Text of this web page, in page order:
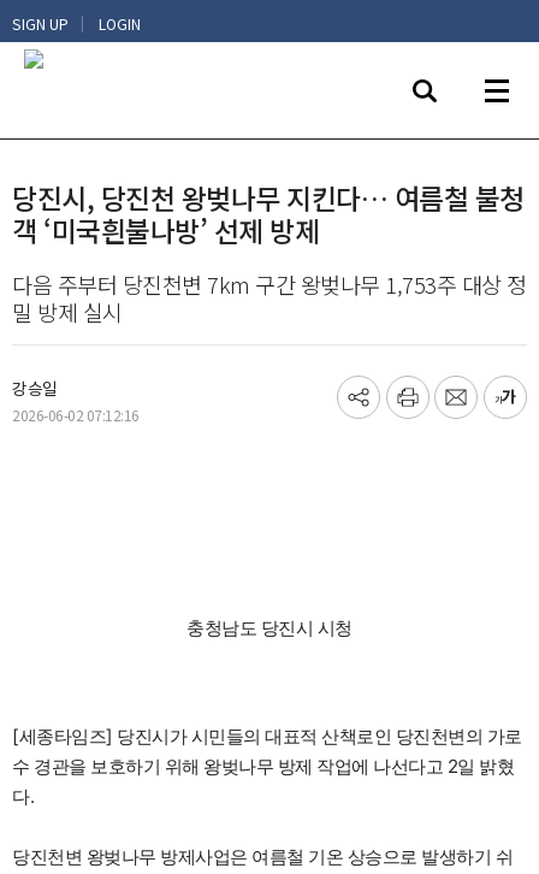
SIGN UP | LOGIN
당진시, 당진천 왕벚나무 지킨다… 여름철 불청
객 ‘미국흰불나방’ 선제 방제
다음 주부터 당진천변 7km 구간 왕벚나무 1,753주 대상 정
밀 방제 실시
강승일
2026-06-02 07:12:16
기
프
메
글
충청남도 당진시 시청
[세종타임즈] 당진시가 시민들의 대표적 산책로인 당진천변의 가로
수 경관을 보호하기 위해 왕벚나무 방제 작업에 나선다고 2일 밝혔
다.
당진천변 왕벚나무 방제사업은 여름철 기온 상승으로 발생하기 쉬